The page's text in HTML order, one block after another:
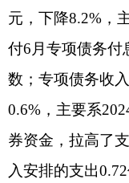
资源转化，百强企业
扩面提质，为财政收
17.37%、16.81%。